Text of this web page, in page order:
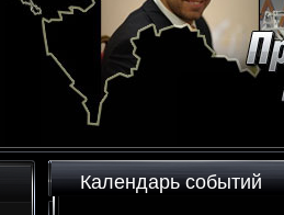
Календарь событий